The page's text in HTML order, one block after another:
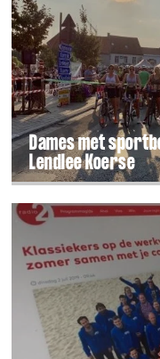
Dames met
Lendlee Koerse